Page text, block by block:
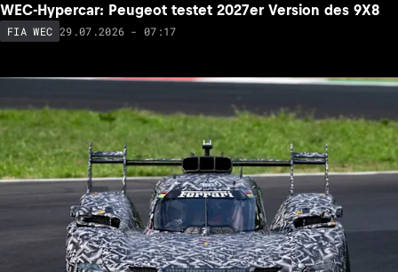
WEC-Hypercar: Peugeot testet 2027er Version des 9X8
FIA WEC 29.07.2026 - 07:17